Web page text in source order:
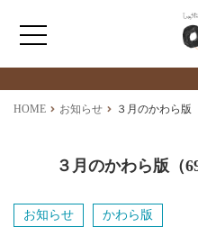
ホーム
福祉サービス
最
HOME お知らせ ３月のかわら版
３月のかわら版（
お知らせ かわら版